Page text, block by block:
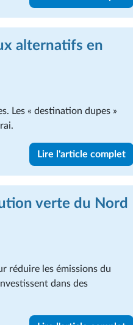
alternatifs en
Les « destination dupes »
Lire l'article complet
verte du Nord
réduire les émissions du
dans des